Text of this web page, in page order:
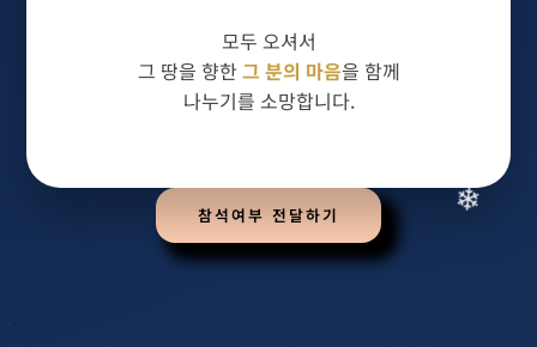
❄
모두 오셔서
그 땅을 향한 그 분의 마음을 함께
나누기를 소망합니다.
참석여부 전달하기
.